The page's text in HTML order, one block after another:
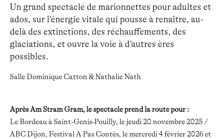
Un grand spectacle de marionnettes pour adultes et
ados, sur l’énergie vitale qui pousse à renaître, au-
delà des extinctions, des réchauffements, des
glaciations, et ouvre la voie à d’autres ères
possibles.
Salle Dominique Catton & Nathalie Nath
Après Am Stram Gram, le spectacle prend la route pour :
Le Bordeau à Saint-Genis-Pouilly, le jeudi 20 novembre 2025 /
ABC Dijon, Festival A Pas Contés, le mercredi 4 février 2026 et